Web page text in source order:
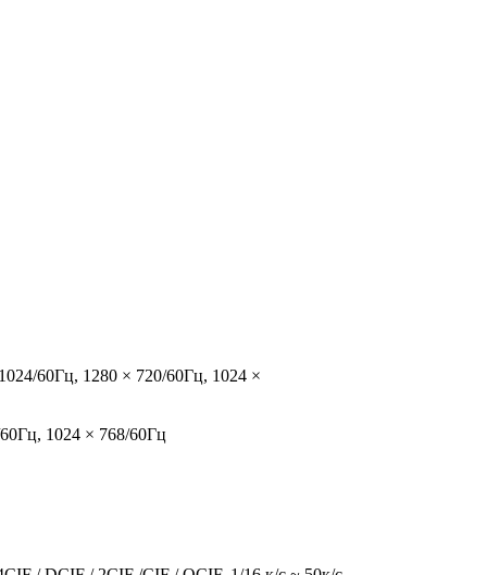
60Гц, 1280 × 720/60Гц, 1024 ×
1024 × 768/60Гц